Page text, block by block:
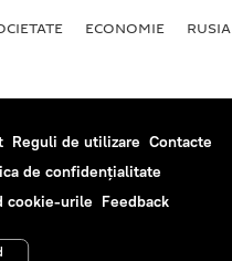
ECONOMIE RUSIA
Reguli de utilizare Contacte
de confidențialitate
cookie-urile Feedback